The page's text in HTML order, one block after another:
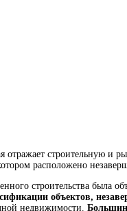
отражает строительную
расположено
строительства была
объектов,
недвижимости.